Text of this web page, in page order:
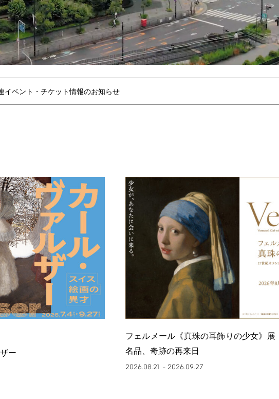
イベント・チケット情報のお知らせ
ー
フェルメール《真珠の耳飾りの少女》展
名品、奇跡の再来日
2026.08.21 – 2026.09.27